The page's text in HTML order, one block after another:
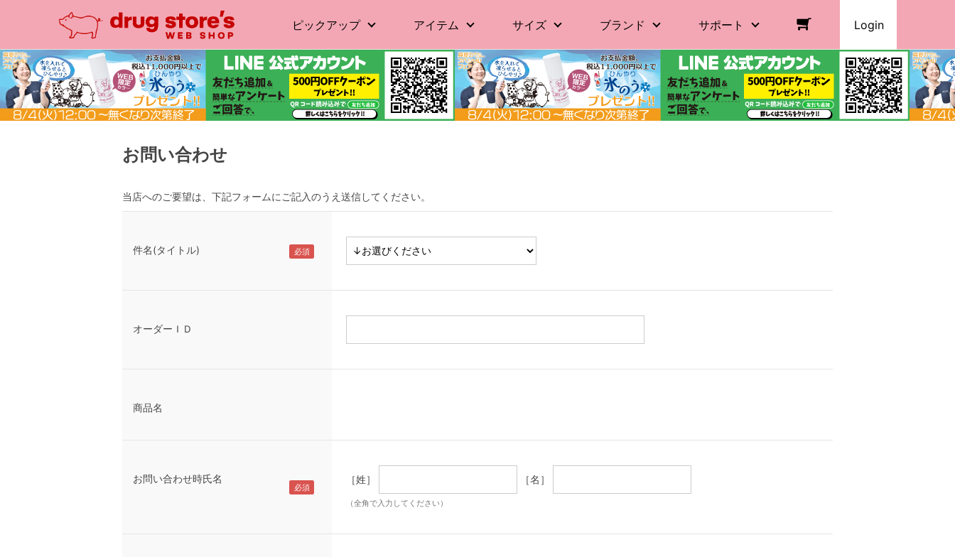
ピックアップ アイテム サイズ ブランド サポート Login
お問い合わせ
当店へのご要望は、下記フォームにご記入のうえ送信してください。
件名(タイトル)
オーダーＩＤ
商品名
お問い合わせ時氏名 ［姓］ ［名］
（全角で入力してください）